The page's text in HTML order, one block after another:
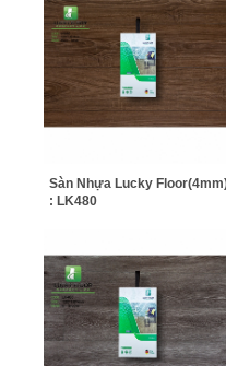
Sàn Nhựa Lucky
: LK480